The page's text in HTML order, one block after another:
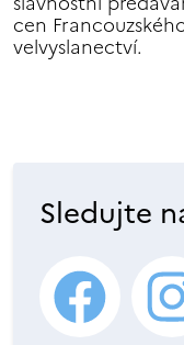
cen
velvyslanectví.
Sledujte